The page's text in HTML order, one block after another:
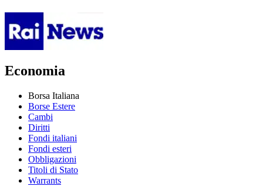
Economia
Borsa Italiana
Borse Estere
Cambi
Diritti
Fondi italiani
Fondi esteri
Obbligazioni
Titoli di Stato
Warrants